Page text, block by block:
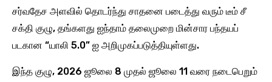
சர்வதேச அளவில் தொடர்ந்து சாதனை படைத்து வரும் டீம் சீ
சக்தி குழு, தங்களது ஐந்தாம் தலைமுறை மின்சார பந்தயப்
படகான “யாலி 5.0” ஐ அறிமுகப்படுத்தியுள்ளது.
இந்த குழு, 2026 ஜூலை 8 முதல் ஜூலை 11 வரை நடைபெறும்